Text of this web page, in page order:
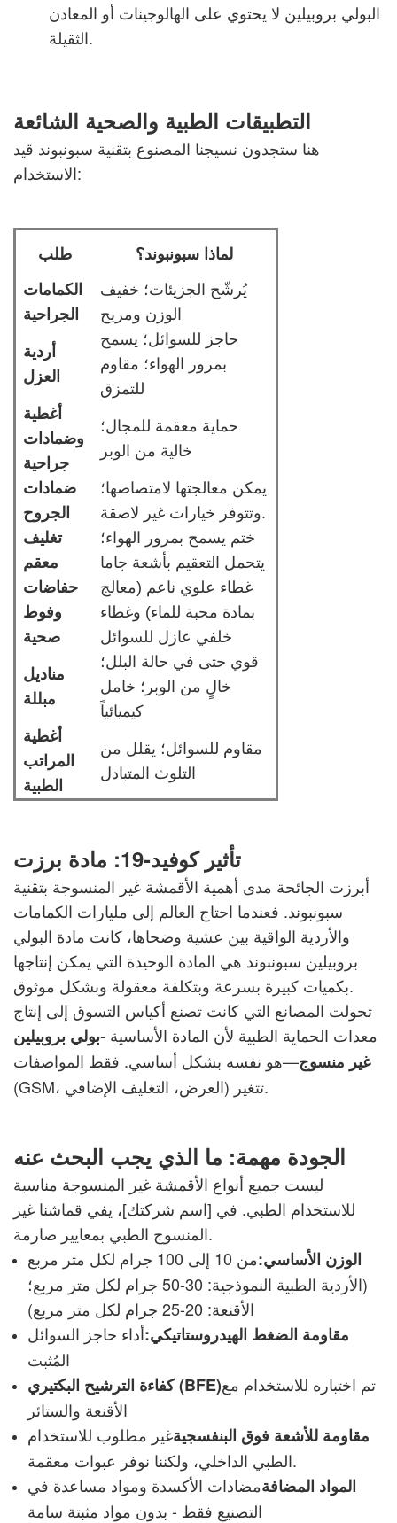
البولي بروبيلين لا يحتوي على الهالوجينات أو المعادن
الثقيلة.
التطبيقات الطبية والصحية الشائعة
هنا ستجدون نسيجنا المصنوع بتقنية سبونبوند قيد
الاستخدام:
طلب لماذا سبونبوند؟
الكمامات
الجراحية
يُرشّح الجزيئات؛ خفيف
الوزن ومريح
أردية
العزل
حاجز للسوائل؛ يسمح
بمرور الهواء؛ مقاوم
للتمزق
أغطية
وضمادات
جراحية
حماية معقمة للمجال؛
خالية من الوبر
ضمادات
الجروح
يمكن معالجتها لامتصاصها؛
وتتوفر خيارات غير لاصقة.
تغليف
معقم
ختم يسمح بمرور الهواء؛
يتحمل التعقيم بأشعة جاما
حفاضات
وفوط
صحية
غطاء علوي ناعم (معالج
بمادة محبة للماء) وغطاء
خلفي عازل للسوائل
مناديل
مبللة
قوي حتى في حالة البلل؛
خالٍ من الوبر؛ خامل
كيميائياً
أغطية
المراتب
الطبية
مقاوم للسوائل؛ يقلل من
التلوث المتبادل
تأثير كوفيد-19: مادة برزت
أبرزت الجائحة مدى أهمية الأقمشة غير المنسوجة بتقنية
سبونبوند. فعندما احتاج العالم إلى مليارات الكمامات
والأردية الواقية بين عشية وضحاها، كانت مادة البولي
بروبيلين سبونبوند هي المادة الوحيدة التي يمكن إنتاجها
بكميات كبيرة بسرعة وبتكلفة معقولة وبشكل موثوق.
تحولت المصانع التي كانت تصنع أكياس التسوق إلى إنتاج
معدات الحماية الطبية لأن المادة الأساسية -بولي بروبيلين
غير منسوج—هو نفسه بشكل أساسي. فقط المواصفات
(GSM، العرض، التغليف الإضافي) تتغير.
الجودة مهمة: ما الذي يجب البحث عنه
ليست جميع أنواع الأقمشة غير المنسوجة مناسبة
للاستخدام الطبي. في [اسم شركتك]، يفي قماشنا غير
المنسوج الطبي بمعايير صارمة.
الوزن الأساسي:
من 10 إلى 100 جرام لكل متر مربع
(الأردية الطبية النموذجية: 30-50 جرام لكل متر مربع؛
الأقنعة: 20-25 جرام لكل متر مربع)
مقاومة الضغط الهيدروستاتيكي:أداء حاجز السوائل
المُثبت
كفاءة الترشيح البكتيري (BFE)تم اختباره للاستخدام مع
الأقنعة والستائر
مقاومة للأشعة فوق البنفسجيةغير مطلوب للاستخدام
الطبي الداخلي، ولكننا نوفر عبوات معقمة.
المواد المضافةمضادات الأكسدة ومواد مساعدة في
التصنيع فقط - بدون مواد مثبتة سامة